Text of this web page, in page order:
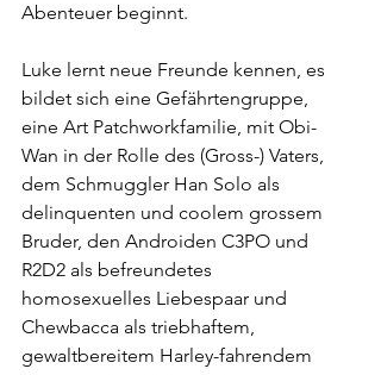
Abenteuer beginnt.
Luke lernt neue Freunde kennen, es
bildet sich eine Gefährtengruppe,
eine Art Patchworkfamilie, mit Obi-
Wan in der Rolle des (Gross-) Vaters,
dem Schmuggler Han Solo als
delinquenten und coolem grossem
Bruder, den Androiden C3PO und
R2D2 als befreundetes
homosexuelles Liebespaar und
Chewbacca als triebhaftem,
gewaltbereitem Harley-fahrendem